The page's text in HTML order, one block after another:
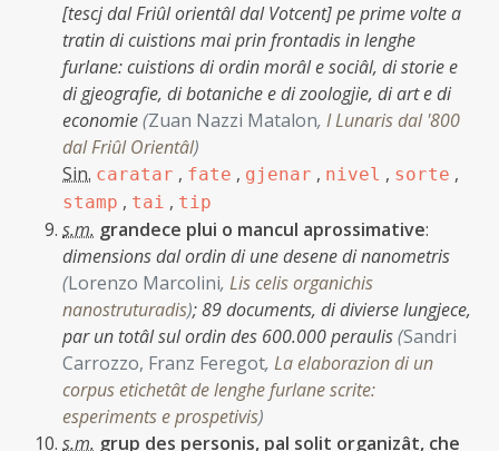
[tescj dal Friûl orientâl dal Votcent] pe prime volte a
tratin di cuistions mai prin frontadis in lenghe
furlane: cuistions di ordin morâl e sociâl, di storie e
di gjeografie, di botaniche e di zoologjie, di art e di
economie(Zuan Nazzi Matalon, I Lunaris dal '800
dal Friûl Orientâl)
Sin. caratar , fate , gjenar , nivel , sorte ,
stamp , tai , tip
s.m. grandece plui o mancul aprossimative:
dimensions dal ordin di une desene di nanometris
(Lorenzo Marcolini, Lis celis organichis
nanostruturadis);89 documents, di divierse lungjece,
par un totâl sul ordin des 600.000 peraulis(Sandri
Carrozzo, Franz Feregot, La elaborazion di un
corpus etichetât de lenghe furlane scrite:
esperiments e prospetivis)
s.m. grup des personis, pal solit organizât, che